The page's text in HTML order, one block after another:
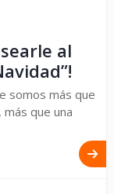
al
somos más que
que una